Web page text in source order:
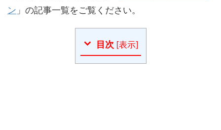
ン 」の記事一覧をご覧ください。
目次 [表示]